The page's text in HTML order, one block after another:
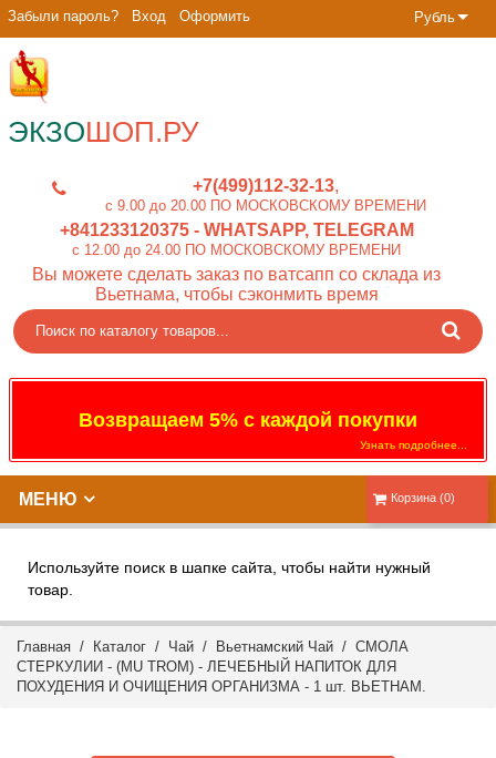
Рубль
Забыли пароль? Вход Оформить
ЭКЗОШОП.РУ
+7(499)112-32-13
c 9.00 до 20.00 ПО МОСКОВСКОМУ ВРЕМЕНИ
+841233120375- WHATSAPP, TELEGRAM
c 12.00 до 24.00 ПО МОСКОВСКОМУ ВРЕМЕНИ
Вы можете сделать заказ по ватсапп со склада из
Вьетнама, чтобы сэконмить время
Возвращаем 5% с каждой покупки
Узнать подробнее...
Корзина (0)
МЕНЮ
Используйте поиск в шапке сайта, чтобы найти нужный
товар.
Главная / Каталог / Чай / Вьетнамский Чай / СМОЛА
СТЕРКУЛИИ - (MU TROM) - ЛЕЧЕБНЫЙ НАПИТОК ДЛЯ
ПОХУДЕНИЯ И ОЧИЩЕНИЯ ОРГАНИЗМА - 1 шт. ВЬЕТНАМ.